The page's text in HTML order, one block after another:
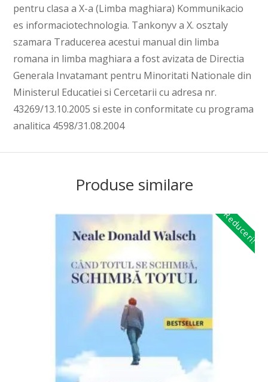
pentru clasa a X-a (Limba maghiara) Kommunikacio
es informaciotechnologia. Tankonyv a X. osztaly
szamara Traducerea acestui manual din limba
romana in limba maghiara a fost avizata de Directia
Generala Invatamant pentru Minoritati Nationale din
Ministerul Educatiei si Cercetarii cu adresa nr.
43269/13.10.2005 si este in conformitate cu programa
analitica 4598/31.08.2004
Produse similare
Reduceri!